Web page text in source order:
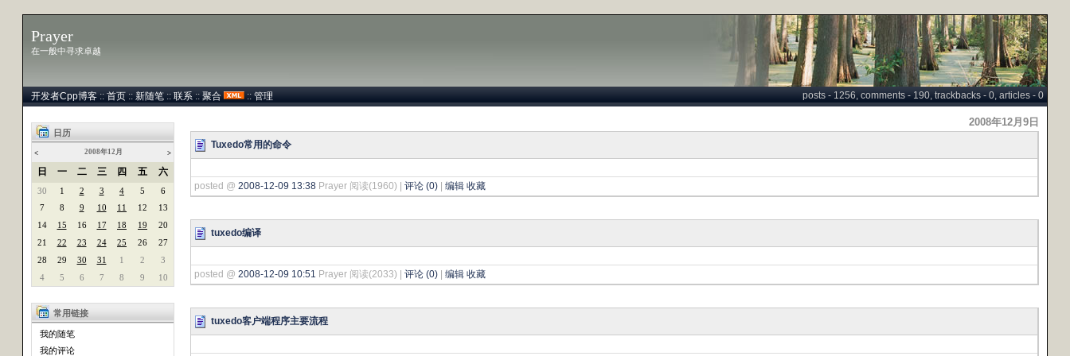
Prayer
在一般中寻求卓越
posts - 1256, comments - 190, trackbacks - 0, articles - 0
开发者Cpp博客 :: 首页 :: 新随笔 :: 联系 :: 聚合 :: 管理
日历
< 2008年12月 >
日 一 二 三 四 五 六
30 1 2 3 4 5
6
7
8 9 10 11 12
13
14
15 16 17 18 19
20
21
22 23 24 25 26
27
28
29 30 31 1 2
3
4
5 6 7 8 9 10
常用链接
我的随笔
我的评论
2008年12月9日
Tuxedo常用的命令
posted @ 2008-12-09 13:38 Prayer 阅读(1960) | 评论 (0) 编辑 收藏
tuxedo编译
posted @ 2008-12-09 10:51 Prayer 阅读(2033) | 评论 (0) 编辑 收藏
tuxedo客户端程序主要流程